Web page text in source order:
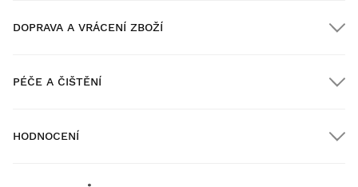
DOPRAVA A VRÁCENÍ ZBOŽÍ
Doručení domů nad $300.00
PÉČE A ČIŠTĚNÍ
HODNOCENÍ